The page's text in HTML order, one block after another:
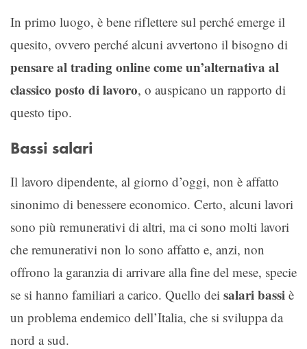
In primo luogo, è bene riflettere sul perché emerge il
quesito, ovvero perché alcuni avvertono il bisogno di
pensare al trading online come un’alternativa al
classico posto di lavoro, o auspicano un rapporto di
questo tipo.
Bassi salari
Il lavoro dipendente, al giorno d’oggi, non è affatto
sinonimo di benessere economico. Certo, alcuni lavori
sono più remunerativi di altri, ma ci sono molti lavori
che remunerativi non lo sono affatto e, anzi, non
offrono la garanzia di arrivare alla fine del mese, specie
se si hanno familiari a carico. Quello dei salari bassi è
un problema endemico dell’Italia, che si sviluppa da
nord a sud.